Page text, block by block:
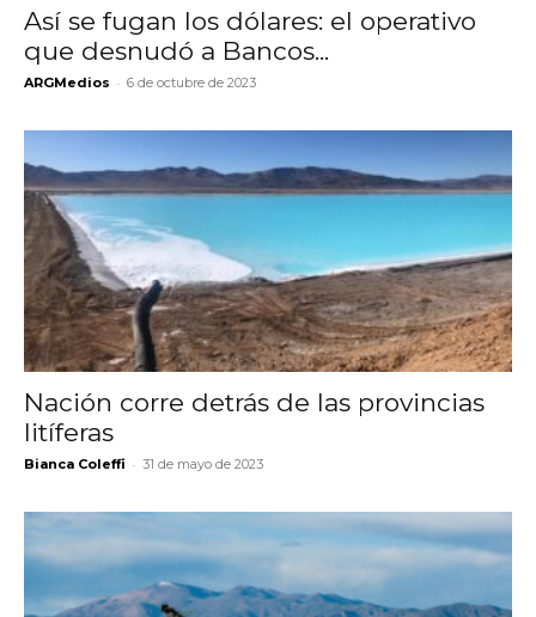
Así se fugan los dólares: el operativo
que desnudó a Bancos...
ARGMedios - 6 de octubre de 2023
Nación corre detrás de las provincias
litíferas
Bianca Coleffi - 31 de mayo de 2023